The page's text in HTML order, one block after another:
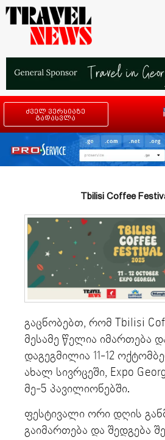
ძველ ვერსიაზე
გადასვლა
Tbilisi Coffee
გაცნობებთ, რომ Tbilisi
მესამე წელია იმართება
დაგეგმილია 11-12
ახალ სივრცეში, Expo
მე-5 პავილიონებში.
ფესტივალი ორი დღის
გაიმართება და შედგება